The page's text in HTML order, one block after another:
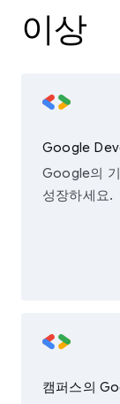
이상
Google
Google의
성장하세요.
캠퍼스의